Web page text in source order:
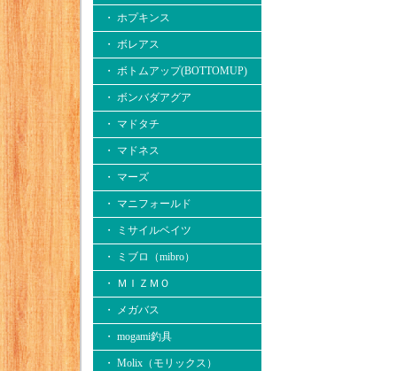
・ ホプキンス
・ ボレアス
・ ボトムアップ(BOTTOMUP)
・ ボンバダアグア
・ マドタチ
・ マドネス
・ マーズ
・ マニフォールド
・ ミサイルベイツ
・ ミブロ（mibro）
・ ＭＩＺＭＯ
・ メガバス
・ mogami釣具
・ Molix（モリックス）